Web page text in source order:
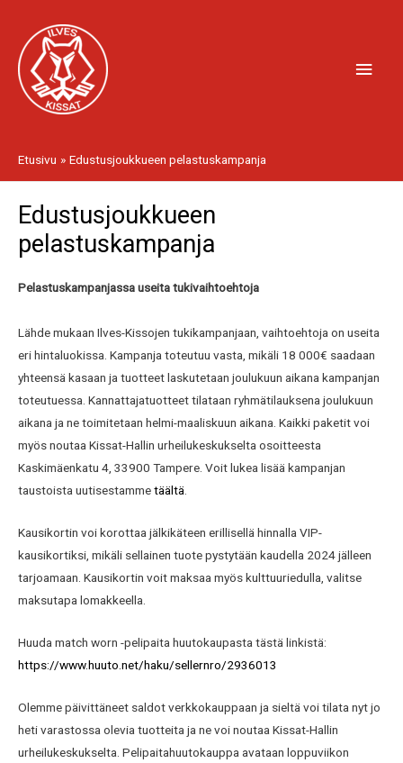
sisältöön
Etusivu Edustusjoukkueen pelastuskampanja
Edustusjoukkueen
pelastuskampanja
Pelastuskampanjassa useita tukivaihtoehtoja
Lähde mukaan Ilves-Kissojen tukikampanjaan, vaihtoehtoja on useita
eri hintaluokissa. Kampanja toteutuu vasta, mikäli 18 000€ saadaan
yhteensä kasaan ja tuotteet laskutetaan joulukuun aikana kampanjan
toteutuessa. Kannattajatuotteet tilataan ryhmätilauksena joulukuun
aikana ja ne toimitetaan helmi-maaliskuun aikana. Kaikki paketit voi
myös noutaa Kissat-Hallin urheilukeskukselta osoitteesta
Kaskimäenkatu 4, 33900 Tampere. Voit lukea lisää kampanjan
taustoista uutisestammetäältä
Kausikortin voi korottaa jälkikäteen erillisellä hinnalla VIP-
kausikortiksi, mikäli sellainen tuote pystytään kaudella 2024 jälleen
tarjoamaan. Kausikortin voit maksaa myös kulttuuriedulla, valitse
maksutapa lomakkeella.
Huuda match worn -pelipaita huutokaupasta tästä linkistä:
https://www.huuto.net/haku/sellernro/2936013
Olemme päivittäneet saldot verkkokauppaan ja sieltä voi tilata nyt jo
heti varastossa olevia tuotteita ja ne voi noutaa Kissat-Hallin
urheilukeskukselta. Pelipaitahuutokauppa avataan loppuviikon